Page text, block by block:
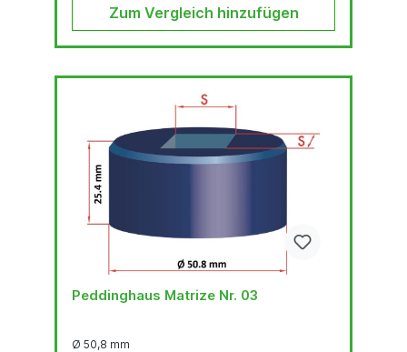
Zum Vergleich hinzufügen
Peddinghaus Matrize Nr. 03
Ø 50,8 mm